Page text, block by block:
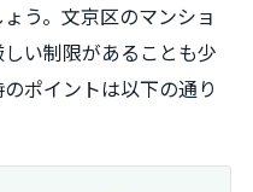
う。文京区のマンショ
い制限があることも少
ポイントは以下の通り